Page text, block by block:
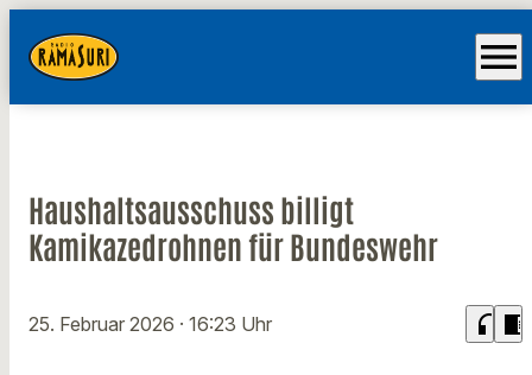
menu
Haushaltsausschuss billigt
Kamikazedrohnen für Bundeswehr
25. Februar 2026 · 16:23 Uhr headphones chrome_reader_mode